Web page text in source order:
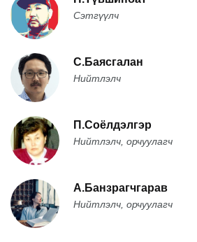
Сэтгүүлч
С.Баясгалан
Нийтлэлч
П.Соёлдэлгэр
Нийтлэлч, орчуулагч
А.Банзрагчгарав
Нийтлэлч, орчуулагч